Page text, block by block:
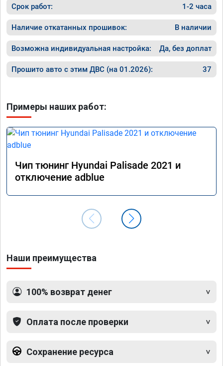
В общем рекомендую. Всем добра и прямого
пути!
Срок работ: 1-2 часа
Наличие откатанных прошивок: В наличии
Возможна индивидуальная настройка: Да, без доплат
Прошито авто с этим ДВС (на 01.2026): 37
Примеры наших работ:
Чип тюнинг Hyundai Palisade 2021 и
отключение adblue
Наши преимущества
100% возврат денег
Оплата после проверки
Сохранение ресурса